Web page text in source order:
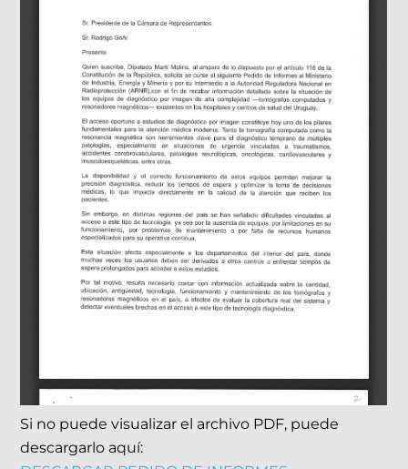
Si no puede visualizar el archivo PDF, puede
descargarlo aquí: